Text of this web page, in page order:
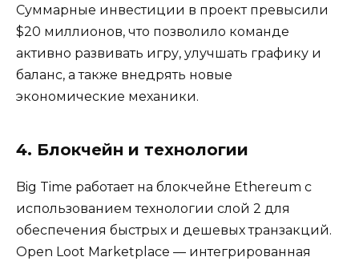
Суммарные инвестиции в проект превысили
$20 миллионов, что позволило команде
активно развивать игру, улучшать графику и
баланс, а также внедрять новые
экономические механики.
4. Блокчейн и технологии
Big Time работает на блокчейне Ethereum с
использованием технологии слой 2 для
обеспечения быстрых и дешевых транзакций.
Open Loot Marketplace — интегрированная